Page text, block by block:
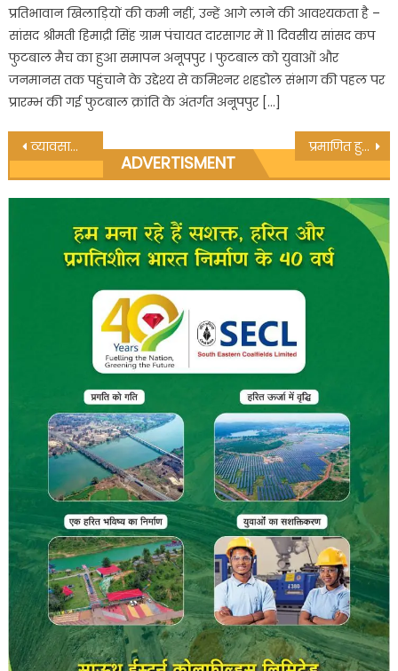
प्रतिभावान खिलाड़ियों की कमी नहीं, उन्हें आगे लाने की आवश्यकता है –
सांसद श्रीमती हिमाद्री सिंह ग्राम पंचायत दारसागर में 11 दिवसीय सांसद कप
फुटबाल मैच का हुआ समापन अनूपपुर । फुटबाल को युवाओं और
जनमानस तक पहुंचाने के उद्देश्‍य से कमिश्‍नर शहडोल संभाग की पहल पर
प्रारम्भ की गई फुटबाल क्रांति के अंतर्गत अनूपपुर […]
Post
navigation
व्यावसायिक कोयला खनन से शुरू होगा छत्तीसगढ़ में प्रगति का नया दौर: प्रल्हाद जोशी प्रमाणित हुआ तितरीपोड़ी ग्राम पंचायत का भ्रष्टाचार*
ADVERTISMENT